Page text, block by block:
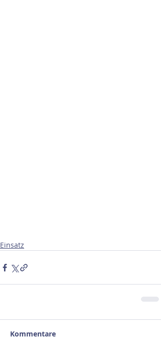
Einsatz
Kommentare